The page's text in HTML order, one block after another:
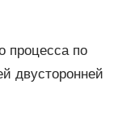
процесса по
двусторонней